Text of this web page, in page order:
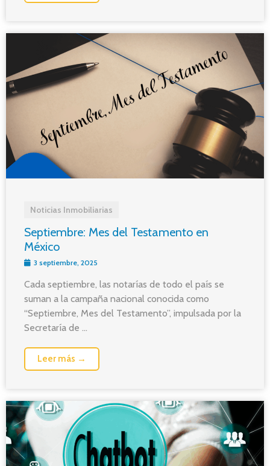
Noticias Inmobiliarias
Septiembre: Mes del Testamento en
México
3 septiembre, 2025
Cada septiembre, las notarías de todo el país se
suman a la campaña nacional conocida como
“Septiembre, Mes del Testamento”, impulsada por la
Secretaría de ...
Leer más →